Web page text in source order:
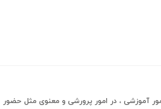
آموزشی ، در امور پرورشی و معنوی مثل حضور